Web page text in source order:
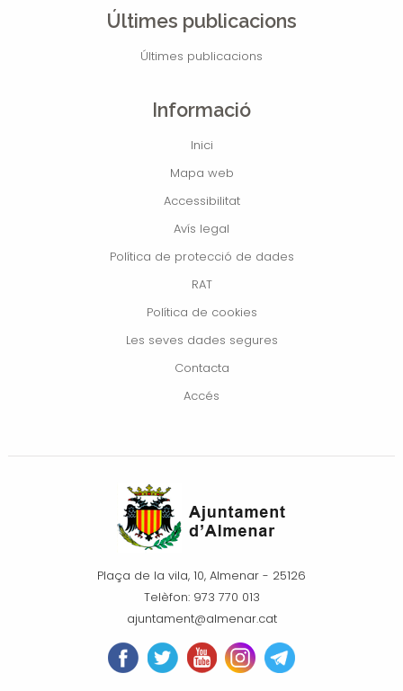
Últimes publicacions
Últimes publicacions
Informació
Inici
Mapa web
Accessibilitat
Avís legal
Política de protecció de dades
RAT
Política de cookies
Les seves dades segures
Contacta
Accés
Plaça de la vila, 10, Almenar - 25126
Telèfon: 973 770 013
ajuntament@almenar.cat